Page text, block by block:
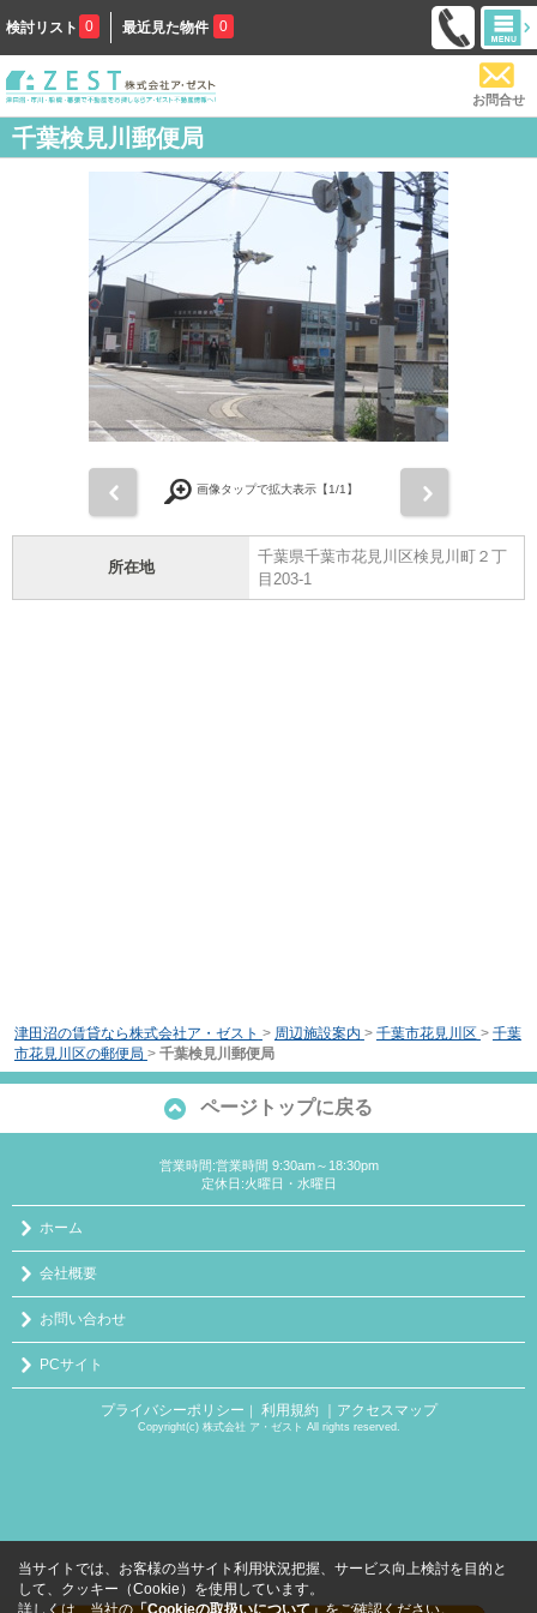
検討リスト 0 最近見た物件 0
お問合せ
千葉検見川郵便局
画像タップで拡大表示【1/1】
所在地
千葉県千葉市花見川区検見川町２丁
目203-1
津田沼の賃貸なら株式会社ア・ゼスト > 周辺施設案内 > 千葉市花見川区 > 千葉
市花見川区の郵便局 > 千葉検見川郵便局
ページトップに戻る
営業時間:営業時間 9:30am～18:30pm
定休日:火曜日・水曜日
ホーム
会社概要
お問い合わせ
PCサイト
プライバシーポリシー ｜ 利用規約 ｜アクセスマップ
Copyright(c) 株式会社 ア・ゼスト All rights reserved.
当サイトでは、お客様の当サイト利用状況把握、サービス向上検討を目的と
して、クッキー（Cookie）を使用しています。
詳しくは、当社の「Cookieの取扱いについて」をご確認ください。